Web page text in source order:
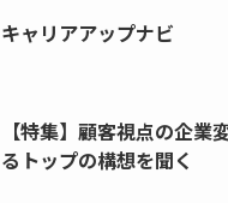
キャリアアップナビ
【特集】顧客視点の企業
るトップの構想を聞く